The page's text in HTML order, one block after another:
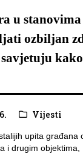
u
ozbiljan
Vijesti
upita građana
i drugim